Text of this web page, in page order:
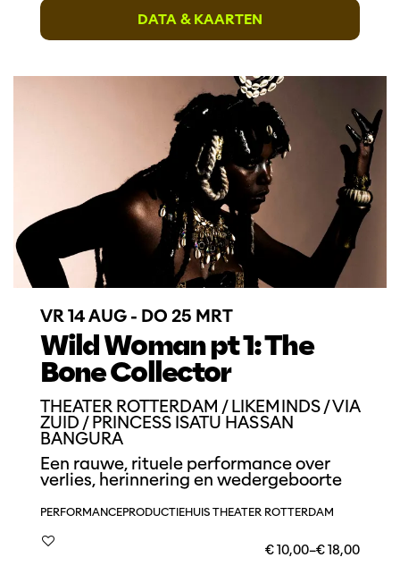
DATA & KAARTEN
Wild Woman pt 1: The
Bone Collector
THEATER ROTTERDAM / LIKEMINDS / VIA
ZUID / PRINCESS ISATU HASSAN
BANGURA
VR 14 AUG - DO 25 MRT
Een rauwe, rituele performance over
verlies, herinnering en wedergeboorte
PERFORMANCEPRODUCTIEHUIS THEATER ROTTERDAM
€ 10,00–€ 18,00